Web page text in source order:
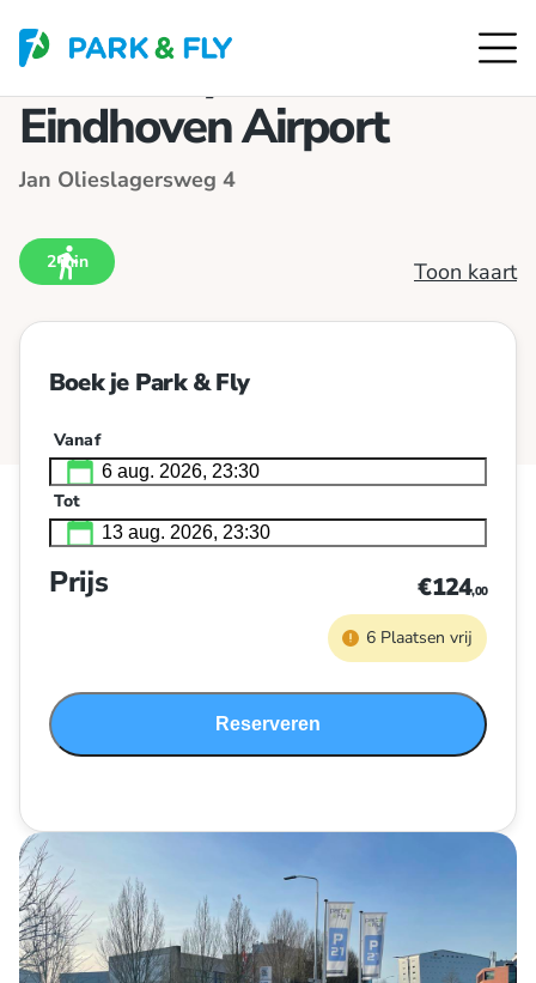
Park & Fly P21
Eindhoven Airport
Jan Olieslagersweg 4
2 min Toon kaart
Boek je Park & Fly
Vanaf
Tot
Prijs €124,00
6 Plaatsen vrij
Reserveren